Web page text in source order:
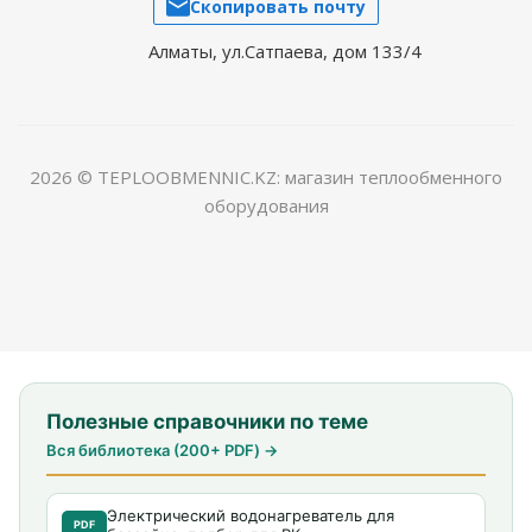
Скопировать почту
Алматы, ул.Сатпаева, дом 133/4
2026 © TEPLOOBMENNIC.KZ: магазин теплообменного
оборудования
Полезные справочники по теме
Вся библиотека (200+ PDF) →
PDF
Электрический водонагреватель для